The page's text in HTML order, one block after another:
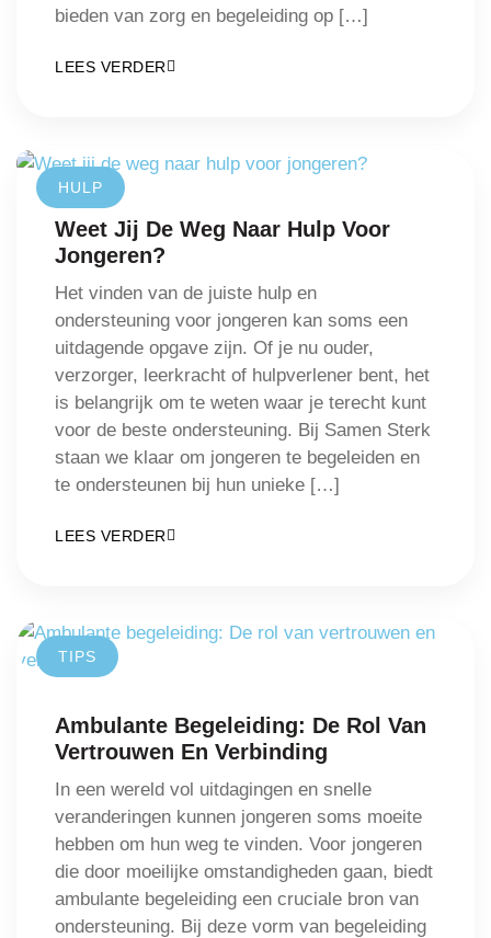
bieden van zorg en begeleiding op […]
LEES VERDER
HULP
Weet Jij De Weg Naar Hulp Voor
Jongeren?
Het vinden van de juiste hulp en
ondersteuning voor jongeren kan soms een
uitdagende opgave zijn. Of je nu ouder,
verzorger, leerkracht of hulpverlener bent, het
is belangrijk om te weten waar je terecht kunt
voor de beste ondersteuning. Bij Samen Sterk
staan we klaar om jongeren te begeleiden en
te ondersteunen bij hun unieke […]
LEES VERDER
TIPS
Ambulante Begeleiding: De Rol Van
Vertrouwen En Verbinding
In een wereld vol uitdagingen en snelle
veranderingen kunnen jongeren soms moeite
hebben om hun weg te vinden. Voor jongeren
die door moeilijke omstandigheden gaan, biedt
ambulante begeleiding een cruciale bron van
ondersteuning. Bij deze vorm van begeleiding